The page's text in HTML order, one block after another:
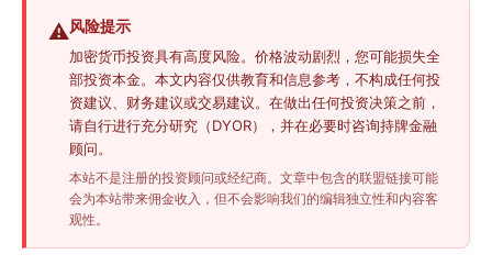
⚠️风险提示
加密货币投资具有高度风险。价格波动剧烈，您可能损失全
部投资本金。本文内容仅供教育和信息参考，不构成任何投
资建议、财务建议或交易建议。在做出任何投资决策之前，
请自行进行充分研究（DYOR），并在必要时咨询持牌金融
顾问。
本站不是注册的投资顾问或经纪商。文章中包含的联盟链接可能
会为本站带来佣金收入，但不会影响我们的编辑独立性和内容客
观性。